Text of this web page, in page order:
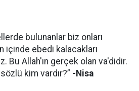
bulunanlar biz onları
içinde ebedi kalacakları
Bu Allah'ın gerçek olan va'didir.
kim vardır?” -Nisa